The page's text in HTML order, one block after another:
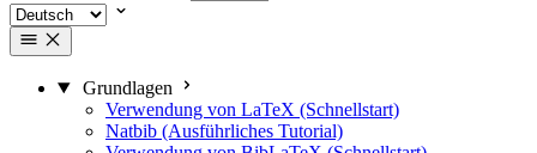
Grundlagen
Verwendung von LaTeX (Schnellstart)
Natbib (Ausführliches Tutorial)